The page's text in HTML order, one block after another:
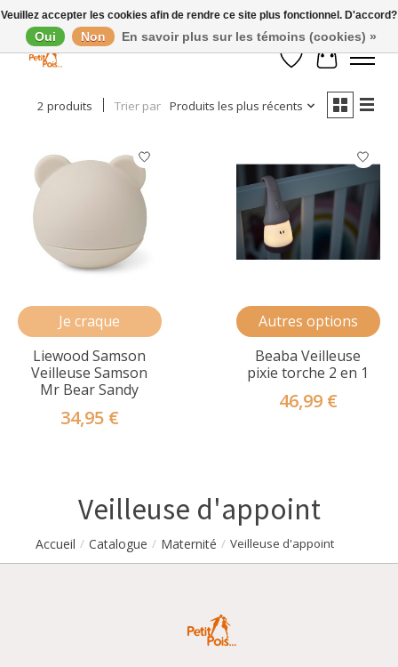
Liste de souhaits
Panier
Afficher les filtres
2 produits Trier par Produits les plus récents
Je craque
Liewood Samson
Veilleuse Samson
Mr Bear Sandy
34,95 €
Autres options
Beaba Veilleuse
pixie torche 2 en 1
46,99 €
Veilleuse d'appoint
Accueil / Catalogue / Maternité / Veilleuse d'appoint
Veuillez accepter les cookies afin de rendre ce site plus fonctionnel. D'accord?
Oui Non En savoir plus sur les témoins (cookies) »